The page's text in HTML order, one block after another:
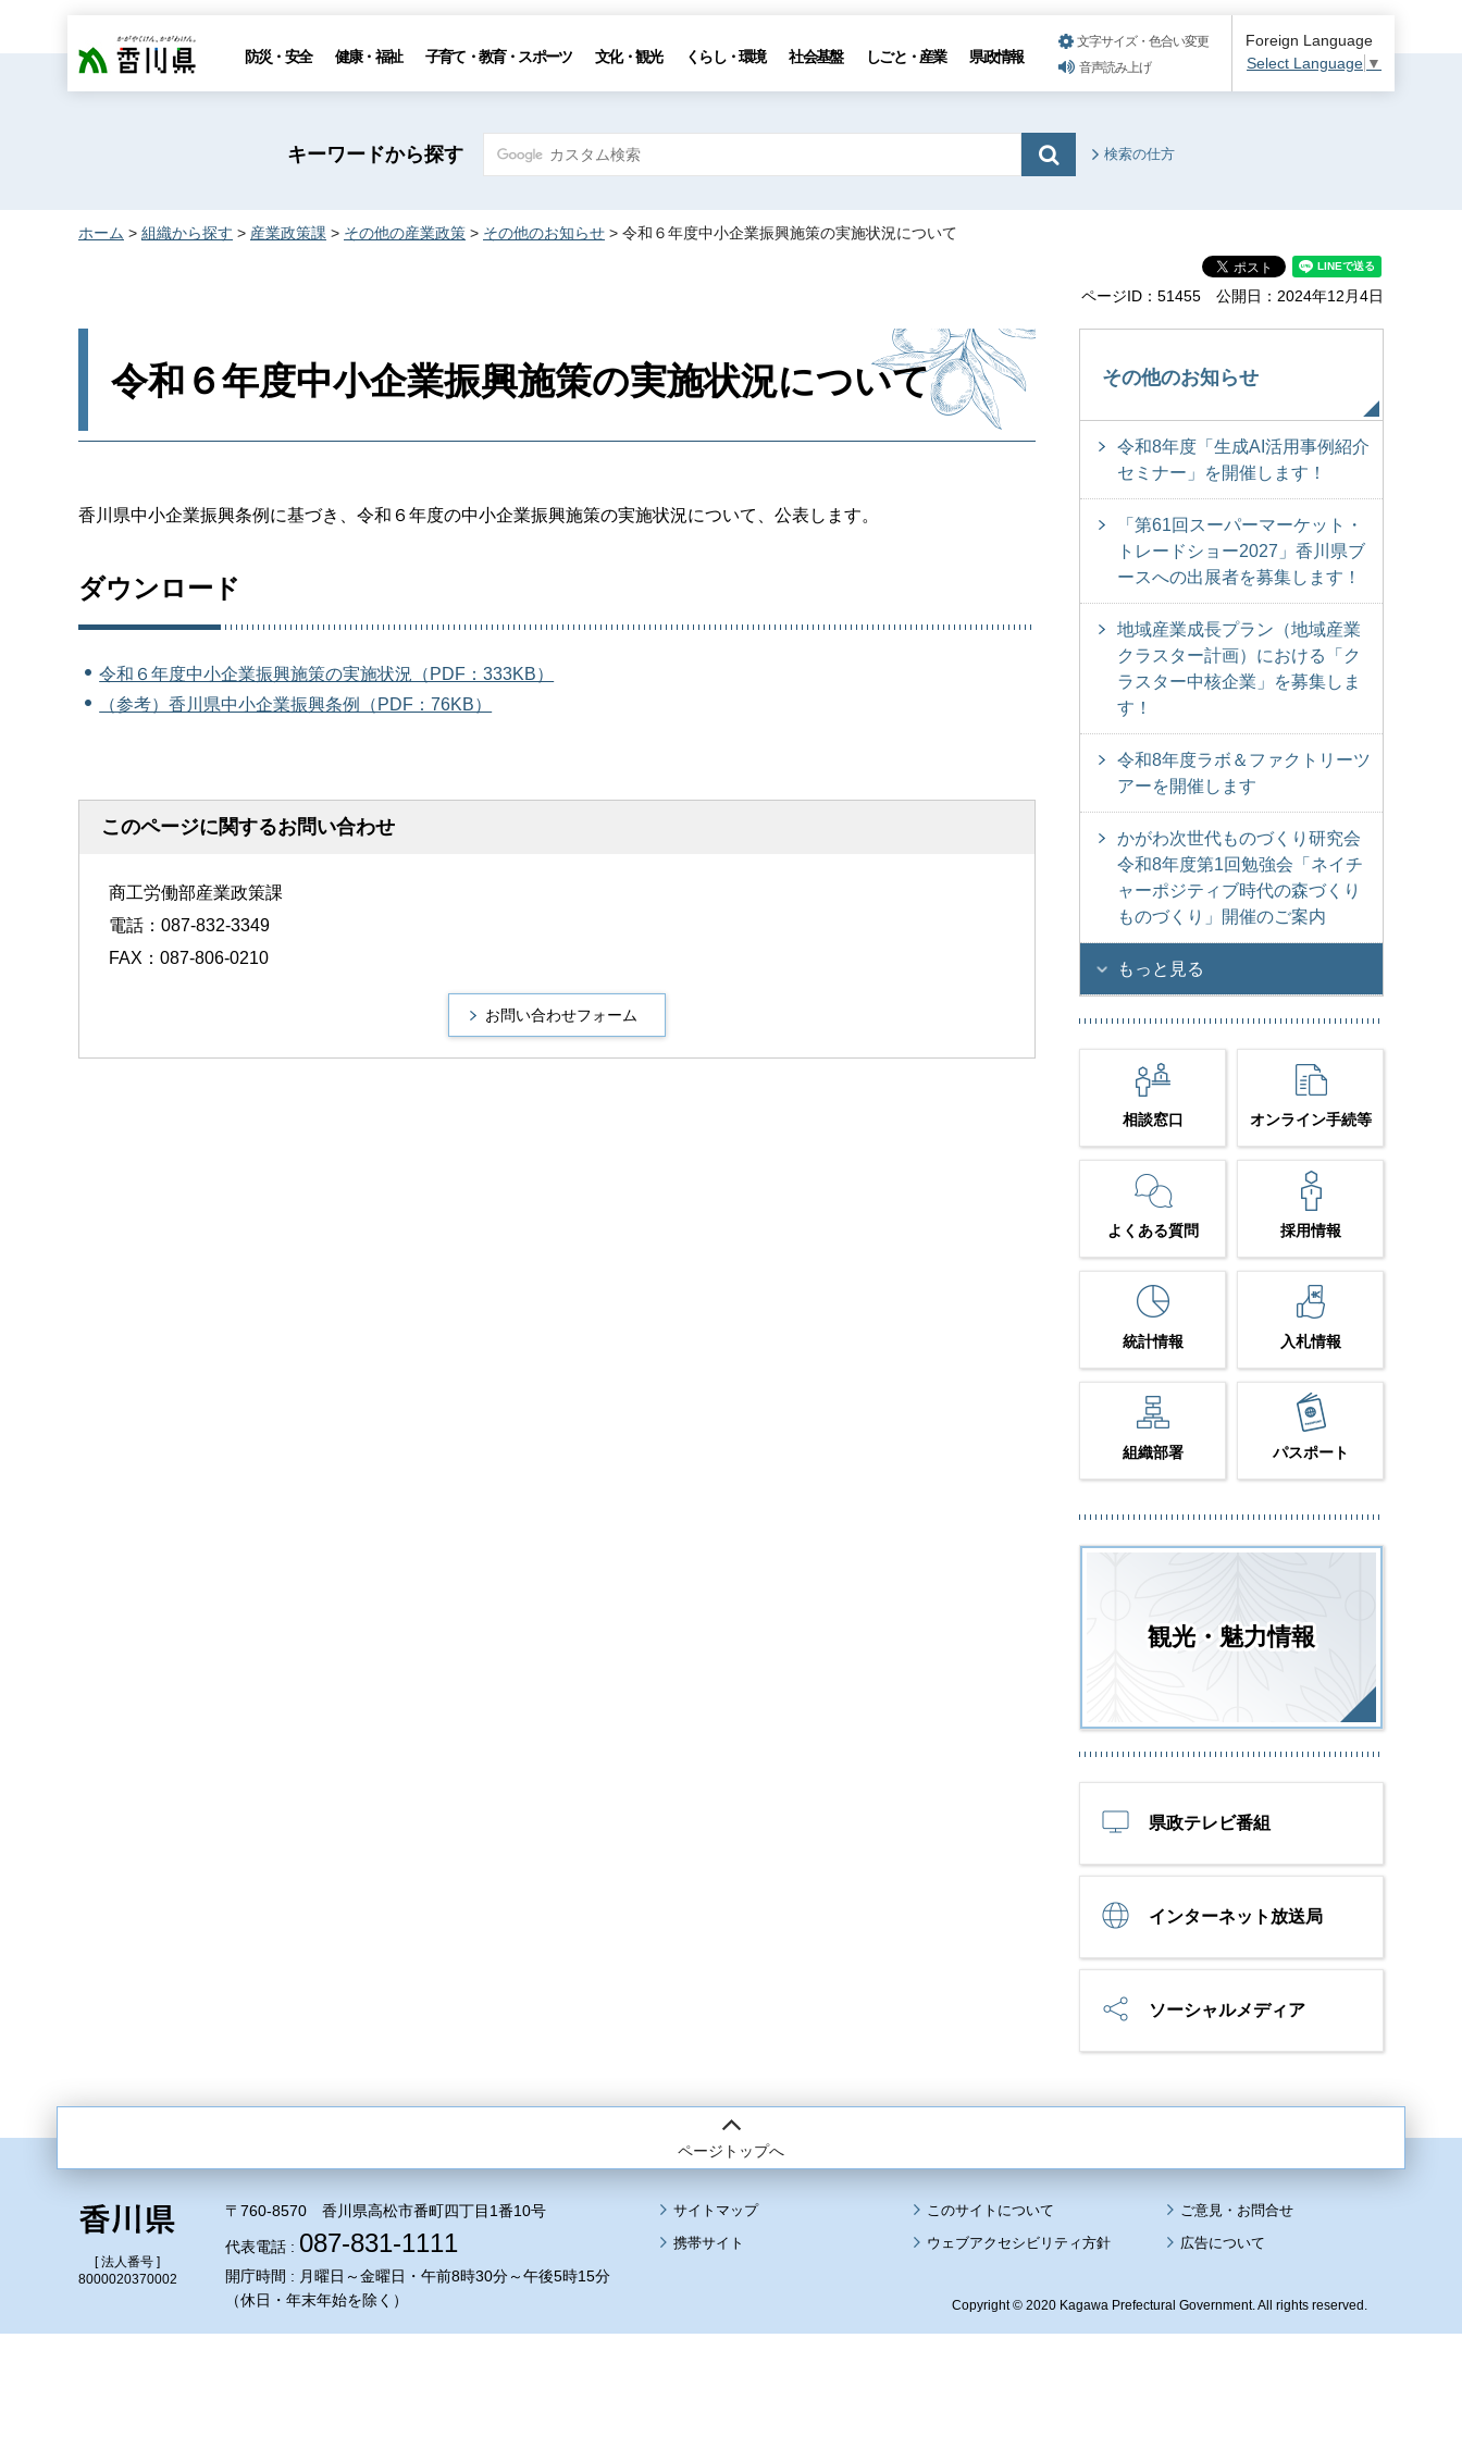
香川県 防災・安全 健康・福祉 子育て・教育・スポーツ 文化・観光 くらし・環境 社会基盤 しごと・産業 県政情報
文字サイズ・色合い変更
音声読み上げ
Foreign Language
Select Language ▼
キーワードから探す 検索の仕方
ホーム > 組織から探す > 産業政策課 > その他の産業政策 > その他のお知らせ > 令和６年度中小企業振興施策の実施状況について
ページID：51455 公開日：2024年12月4日
令和６年度中小企業振興施策の実施状況について
香川県中小企業振興条例に基づき、令和６年度の中小企業振興施策の実施状況について、公表します。
ダウンロード
令和６年度中小企業振興施策の実施状況（PDF：333KB）
（参考）香川県中小企業振興条例（PDF：76KB）
このページに関するお問い合わせ
商工労働部産業政策課
電話：087-832-3349
FAX：087-806-0210
その他のお知らせ
令和8年度「生成AI活用事例紹介
セミナー」を開催します！
「第61回スーパーマーケット・
トレードショー2027」香川県ブ
ースへの出展者を募集します！
地域産業成長プラン（地域産業
クラスター計画）における「ク
ラスター中核企業」を募集しま
す！
令和8年度ラボ＆ファクトリーツ
アーを開催します
かがわ次世代ものづくり研究会
令和8年度第1回勉強会「ネイチ
ャーポジティブ時代の森づくり
ものづくり」開催のご案内
もっと見る
相談窓口 オンライン手続等
よくある質問 採用情報
統計情報 入札情報
組織部署 パスポート
観光・魅力情報
県政テレビ番組
インターネット放送局
ソーシャルメディア
ページトップへ
[ 法人番号 ]
8000020370002
〒760-8570 香川県高松市番町四丁目1番10号
代表電話 : 087-831-1111
開庁時間 : 月曜日～金曜日・午前8時30分～午後5時15分
（休日・年末年始を除く）
サイトマップ
このサイトについて
携帯サイト
ウェブアクセシビリティ方針 広告について
Copyright © 2020 Kagawa Prefectural Government. All rights reserved.